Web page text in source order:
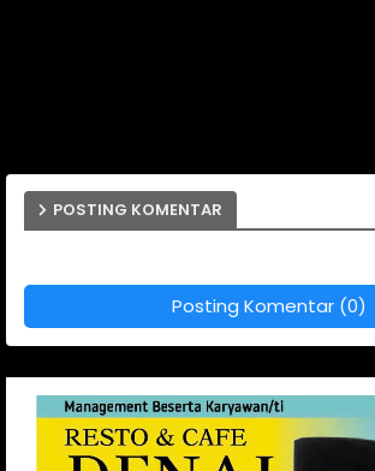
POSTING KOMENTAR
Posting Komentar (0)